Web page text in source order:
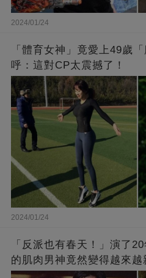
2024/01/24
「體育女神」竟愛上49歲
呼：這對CP太震撼了！
2024/01/24
「反派也有春天！」演了
的肌肉男神竟然變得越來
他的秘密！